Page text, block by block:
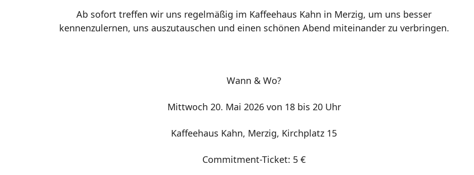
Ab sofort treffen wir uns regelmäßig im Kaffeehaus Kahn in Merzig, um uns besser
kennenzulernen, uns auszutauschen und einen schönen Abend miteinander zu verbringen.
Wann & Wo?
Mittwoch 20. Mai 2026 von 18 bis 20 Uhr
Kaffeehaus Kahn, Merzig, Kirchplatz 15
Commitment-Ticket: 5 €